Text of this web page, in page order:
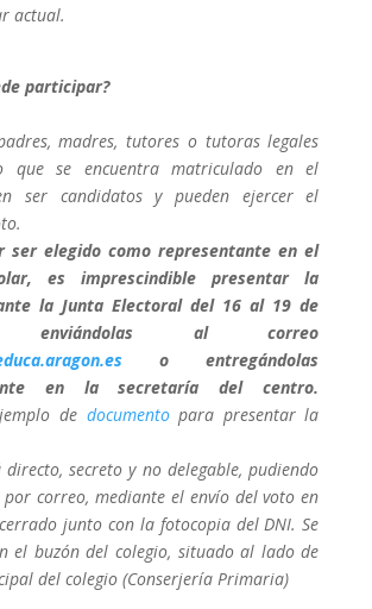
actual.
participar?
madres, tutores o tutoras legales
que se encuentra matriculado en el
ser candidatos y pueden ejercer el
ser elegido como representante en el
es imprescindible presentar la
la Junta Electoral del 16 al 19 de
enviándolas al correo
o entregándolas
en la secretaría del centro.
de documentopara presentar la
directo, secreto y no delegable, pudiendo
correo, mediante el envío del voto en
junto con la fotocopia del DNI. Se
el buzón del colegio, situado al lado de
del colegio (Conserjería Primaria)